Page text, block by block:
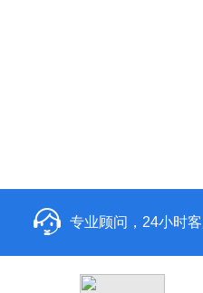
专业顾问，24小时客